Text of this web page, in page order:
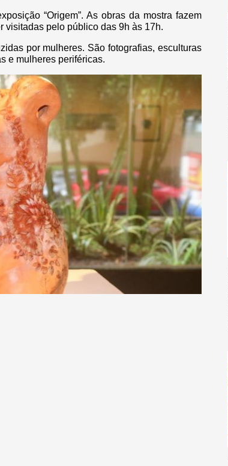
“Origem”. As obras da mostra fazem
visitadas pelo público das 9h às 17h.
por mulheres. São fotografias, esculturas
e mulheres periféricas.